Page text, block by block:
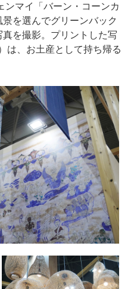
ンマイ「バーン・コーンカ
を選んでグリーンバック
を撮影。プリントした写
は、お土産として持ち帰る